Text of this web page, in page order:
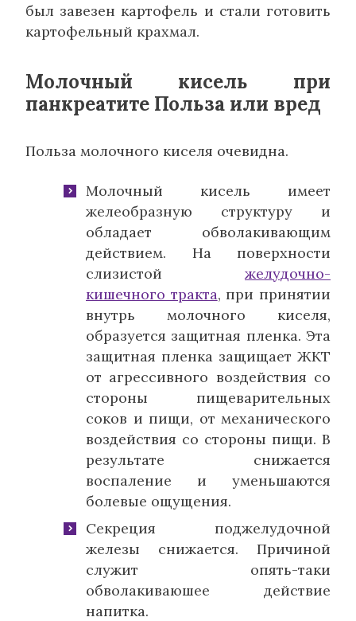
был завезен картофель и стали готовить
картофельный крахмал.
Молочный кисель при
панкреатите Польза или вред
Польза молочного киселя очевидна.
Молочный кисель имеет
желеобразную структуру и
обладает обволакивающим
действием. На поверхности
слизистой желудочно-
кишечного тракта, при принятии
внутрь молочного киселя,
образуется защитная пленка. Эта
защитная пленка защищает ЖКТ
от агрессивного воздействия со
стороны пищеварительных
соков и пищи, от механического
воздействия со стороны пищи. В
результате снижается
воспаление и уменьшаются
болевые ощущения.
Секреция поджелудочной
железы снижается. Причиной
служит опять-таки
обволакиваюшее действие
напитка.